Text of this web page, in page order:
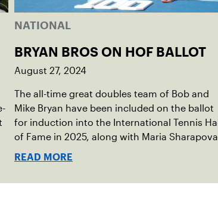
NATIONAL
BRYAN BROS ON HOF BALLOT
August 27, 2024
The all-time great doubles team of Bob and
Mike Bryan have been included on the ballot
for induction into the International Tennis Hall
of Fame in 2025, along with Maria Sharapova
and Daniel Nestor.
READ MORE